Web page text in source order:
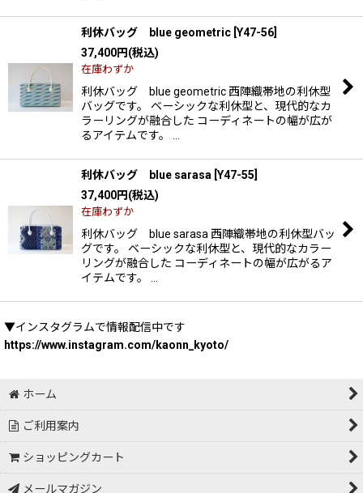
利休バッグ blue geometric Y47-56
37,400円(税込)
在庫わずか
利休バッグ blue geometric 西陣織帯地の利休型
バッグです。 ベーシックな利休型と、現代的なカ
ラーリングが融合した コーディネートの幅が広が
るアイテムです。 …
利休バッグ blue sarasa Y47-55
37,400円(税込)
在庫わずか
利休バッグ blue sarasa 西陣織帯地の利休型バッ
グです。 ベーシックな利休型と、現代的なカラー
リングが融合した コーディネートの幅が広がるア
イテムです。 …
▼インスタグラムで情報配信中です
https://www.instagram.com/kaonn_kyoto/
ホーム
ご利用案内
ショッピングカート
メールマガジン